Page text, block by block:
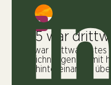
KLIMA
2025 war
2025 war drittwärmstes
Aufzeichnungen. Damit
Jahre hintereinander